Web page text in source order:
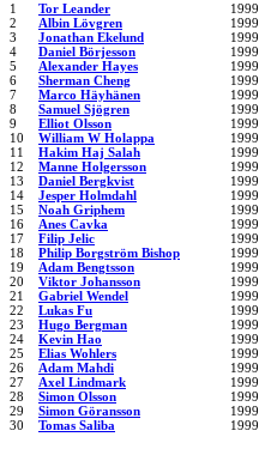
1 Tor Leander 1999
2
Albin Lövgren 1999
3
Jonathan Ekelund 1999
4
Daniel Börjesson 1999
5
Alexander Hayes 1999
6
Sherman Cheng 1999
7
Marco Häyhänen 1999
8
Samuel Sjögren 1999
9
Elliot Olsson 1999
10
William W Holappa 1999
11
Hakim Haj Salah 1999
12
Manne Holgersson 1999
13
Daniel Bergkvist 1999
14
Jesper Holmdahl 1999
15
Noah Griphem 1999
16
Anes Cavka 1999
17
Filip Jelic 1999
18
Philip Borgström Bishop 1999
19
Adam Bengtsson 1999
20
Viktor Johansson 1999
21
Gabriel Wendel 1999
22
Lukas Fu 1999
23
Hugo Bergman 1999
24
Kevin Hao 1999
25
Elias Wohlers 1999
26
Adam Mahdi 1999
27
Axel Lindmark 1999
28
Simon Olsson 1999
29
Simon Göransson 1999
30
Tomas Saliba 1999